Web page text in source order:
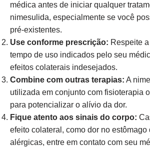
médica antes de iniciar qualquer
nimesulida, especialmente se você
pré-existentes.
Use conforme prescrição: Respeite
tempo de uso indicados pelo seu
efeitos colaterais indesejados.
Combine com outras terapias: A
utilizada em conjunto com fisioterapia
para potencializar o alívio da dor.
Fique atento aos sinais do corpo:
efeito colateral, como dor no estômago
alérgicas, entre em contato com seu